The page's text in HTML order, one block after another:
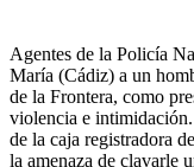
Agentes de la Policía
María (Cádiz) a un
de la Frontera, como
violencia e
de la caja registradora
la amenaza de clavarle